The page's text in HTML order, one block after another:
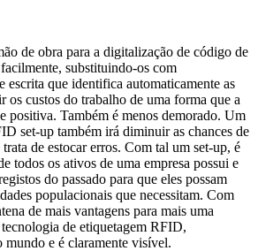
de obra para a digitalização de código de
substituindo-os com
escrita que identifica automaticamente as
os custos do trabalho de uma forma que a
positiva. Também é menos demorado. Um
set-up também irá diminuir as chances de
de estocar erros. Com tal um set-up, é
todos os ativos de uma empresa possui e
do passado para que eles possam
populacionais que necessitam. Com
de mais vantagens para mais uma
de etiquetagem RFID,
mundo e é claramente visível.